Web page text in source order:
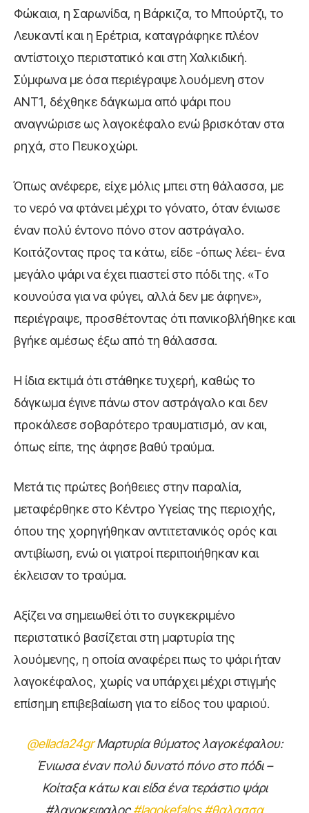
Φώκαια, η Σαρωνίδα, η Βάρκιζα, το Μπούρτζι, το
Λευκαντί και η Ερέτρια, καταγράφηκε πλέον
αντίστοιχο περιστατικό και στη Χαλκιδική.
Σύμφωνα με όσα περιέγραψε λουόμενη στον
ANT1, δέχθηκε δάγκωμα από ψάρι που
αναγνώρισε ως λαγοκέφαλο ενώ βρισκόταν στα
ρηχά, στο Πευκοχώρι.
Όπως ανέφερε, είχε μόλις μπει στη θάλασσα, με
το νερό να φτάνει μέχρι το γόνατο, όταν ένιωσε
έναν πολύ έντονο πόνο στον αστράγαλο.
Κοιτάζοντας προς τα κάτω, είδε -όπως λέει- ένα
μεγάλο ψάρι να έχει πιαστεί στο πόδι της. «Το
κουνούσα για να φύγει, αλλά δεν με άφηνε»,
περιέγραψε, προσθέτοντας ότι πανικοβλήθηκε και
βγήκε αμέσως έξω από τη θάλασσα.
Η ίδια εκτιμά ότι στάθηκε τυχερή, καθώς το
δάγκωμα έγινε πάνω στον αστράγαλο και δεν
προκάλεσε σοβαρότερο τραυματισμό, αν και,
όπως είπε, της άφησε βαθύ τραύμα.
Μετά τις πρώτες βοήθειες στην παραλία,
μεταφέρθηκε στο Κέντρο Υγείας της περιοχής,
όπου της χορηγήθηκαν αντιτετανικός ορός και
αντιβίωση, ενώ οι γιατροί περιποιήθηκαν και
έκλεισαν το τραύμα.
Αξίζει να σημειωθεί ότι το συγκεκριμένο
περιστατικό βασίζεται στη μαρτυρία της
λουόμενης, η οποία αναφέρει πως το ψάρι ήταν
λαγοκέφαλος, χωρίς να υπάρχει μέχρι στιγμής
επίσημη επιβεβαίωση για το είδος του ψαριού.
@ellada24grΜαρτυρία θύματος λαγοκέφαλου:
Ένιωσα έναν πολύ δυνατό πόνο στο πόδι –
Κοίταξα κάτω και είδα ένα τεράστιο ψάρι
#λαγοκεφαλος#lagokefalos #θαλασσα